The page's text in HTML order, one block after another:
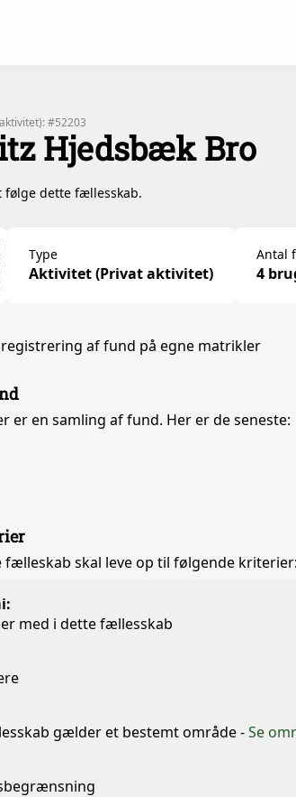
#52203
Hjedsbæk Bro
følge dette fællesskab.
Type
Aktivitet (Privat aktivitet)
Antal
4
registrering af fund på egne matrikler
er en samling af fund. Her er de seneste:
fælleskab skal leve op til følgende kriterier:
med i dette fællesskab
gælder et bestemt område -Se